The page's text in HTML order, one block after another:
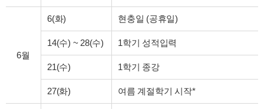
6월
6(화) 현충일 (공휴일)
14(수) ~ 28(수) 1학기 성적입력
21(수) 1학기 종강
27(화) 여름 계절학기 시작*